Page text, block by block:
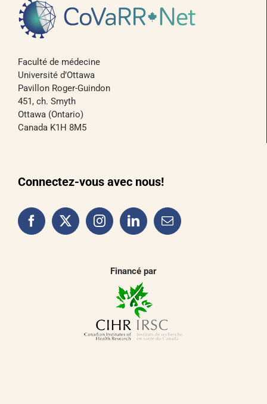
Faculté de médecine
Université d’Ottawa
Pavillon Roger-Guindon
451, ch. Smyth
Ottawa (Ontario)
Canada K1H 8M5
Connectez-vous avec nous!
Financé par